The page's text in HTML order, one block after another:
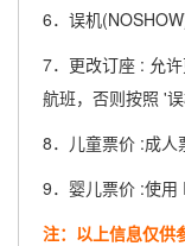
6．误机
7．更改订座 : 允
航班，否则按照 '
8．儿童票价 :成人
9．婴儿票价 :使用
注：以上信息仅供